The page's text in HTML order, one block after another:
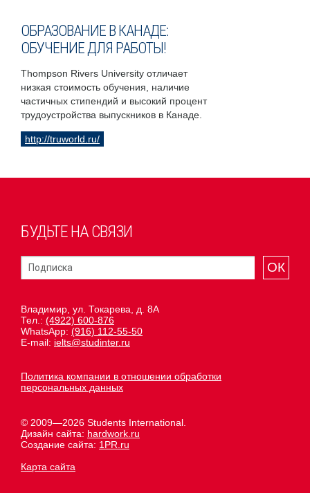
ОБРАЗОВАНИЕ В КАНАДЕ:
ОБУЧЕНИЕ ДЛЯ РАБОТЫ!
Thompson Rivers University отличает
низкая стоимость обучения, наличие
частичных стипендий и высокий процент
трудоустройства выпускников в Канаде.
http://truworld.ru/
БУДЬТЕ НА СВЯЗИ
ОК
Владимир, ул. Токарева, д. 8А
Тел.: (4922) 600-876
WhatsApp: (916) 112-55-50
E-mail: ielts@studinter.ru
Политика компании в отношении обработки
персональных данных
© 2009—2026 Students International.
Дизайн сайта: hardwork.ru
Создание сайта: 1PR.ru
Карта сайта